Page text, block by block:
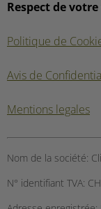
Respect de
Politique de
Avis de
Mentions legales
Nom de la société:
N° identifiant TVA: